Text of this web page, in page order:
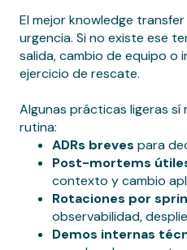
El mejor knowledge
urgencia. Si no existe ese
salida, cambio de equipo o
ejercicio de rescate.
Algunas prácticas ligeras sí
rutina:
ADRs breves para
Post-mortems
contexto y cambio
Rotaciones por
observabilidad,
Demos internas